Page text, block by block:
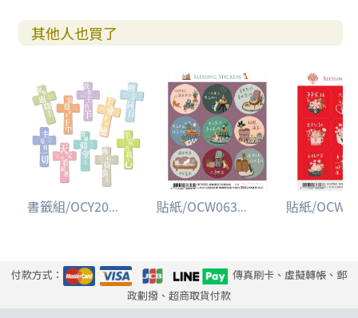
其他人也買了
書籤組/OCY20... 貼紙/OCW063... 貼紙/
付款方式：
傳真刷卡、虛擬轉帳、郵
政劃撥、超商取貨付款